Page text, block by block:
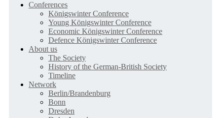
Conferences
Königswinter Conference
Young Königswinter Conference
Economic Königswinter Conference
Defence Königswinter Conference
About us
The Society
History of the German-British Society
Timeline
Network
Berlin/Brandenburg
Bonn
Dresden